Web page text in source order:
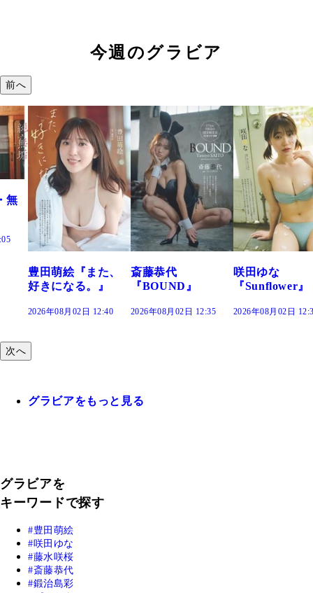
今週のグラビア
前へ
斎藤恭代
『BOUND』
2026年08月02日 12:35
咲田ゆな
『Sunflower』
2026年08月02日 12:30
藤水咲桜『花
だまり』
2026年08月02日
次へ
グラビアをもっと見る
グラビアを
キーワードで探す
豊田萌絵
咲田ゆな
藤水咲桜
斎藤恭代
鍛治島彩